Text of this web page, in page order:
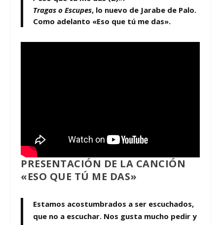
Tragas o Escupes, lo nuevo de Jarabe de Palo.
Como adelanto «Eso que tú me das».
PRESENTACIÓN DE LA CANCIÓN
«ESO QUE TÚ ME DAS»
Estamos acostumbrados a ser escuchados,
que no a escuchar. Nos gusta mucho pedir y